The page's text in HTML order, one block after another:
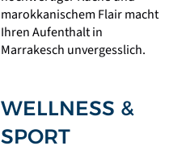
marokkanischem Flair macht
Ihren Aufenthalt in
Marrakesch unvergesslich.
WELLNESS &
SPORT